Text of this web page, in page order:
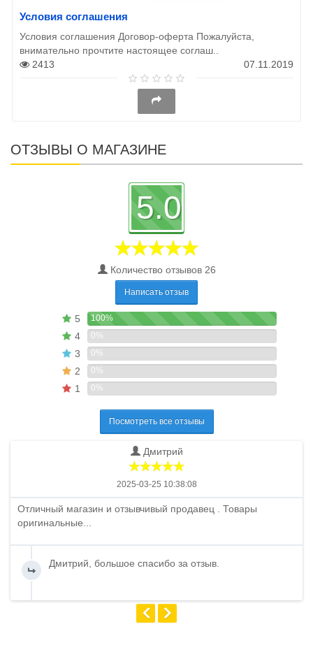
Условия соглашения
Условия соглашения Договор-оферта Пожалуйста,
внимательно прочтите настоящее соглаш..
2413
07.11.2019
ОТЗЫВЫ О МАГАЗИНЕ
5.0
Количество отзывов 26
Написать отзыв
5 100%
4 0%
3 0%
2 0%
1 0%
Посмотреть все отзывы
Дмитрий
2025-03-25 10:38:08
Отличный магазин и отзывчивый продавец . Товары
оригинальные...
Дмитрий, большое спасибо за отзыв.